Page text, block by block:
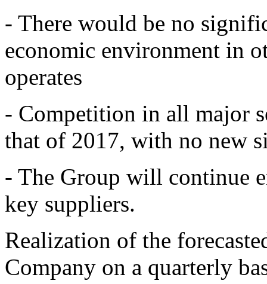
- There would be no
economic environment in
operates
- Competition in all major
that of 2017, with no new
- The Group will continue
key suppliers.
Realization of the
Company on a quarterly